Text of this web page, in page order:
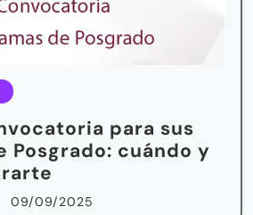
para sus
Posgrado: cuándo y
09/09/2025